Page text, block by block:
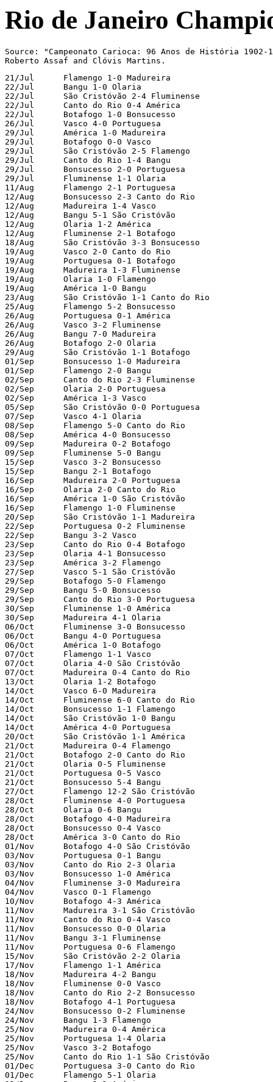
Rio de Janeiro
Source: "Campeonato Carioca: 96 Anos de História
Roberto Assaf and Clóvis Martins.
21/Jul      Flamengo 1-0 Madureira
22/Jul      Bangu 1-0 Olaria
22/Jul      São Cristóvão 2-4 Fluminense
22/Jul      Canto do Rio 0-4 América
22/Jul      Botafogo 1-0 Bonsucesso
26/Jul      Vasco 4-0 Portuguesa
29/Jul      América 1-0 Madureira
29/Jul      Botafogo 0-0 Vasco
29/Jul      São Cristóvão 2-5 Flamengo
29/Jul      Canto do Rio 1-4 Bangu
29/Jul      Bonsucesso 2-0 Portuguesa
29/Jul      Fluminense 1-1 Olaria
11/Aug      Flamengo 2-1 Portuguesa
12/Aug      Bonsucesso 2-3 Canto do Rio
12/Aug      Madureira 1-4 Vasco
12/Aug      Bangu 5-1 São Cristóvão
12/Aug      Olaria 1-2 América
12/Aug      Fluminense 2-1 Botafogo
18/Aug      São Cristóvão 3-3 Bonsucesso
19/Aug      Vasco 2-0 Canto do Rio
19/Aug      Portuguesa 0-1 Botafogo
19/Aug      Madureira 1-3 Fluminense
19/Aug      Olaria 1-0 Flamengo
19/Aug      América 1-0 Bangu
23/Aug      São Cristóvão 1-1 Canto do Rio
25/Aug      Flamengo 5-2 Bonsucesso
26/Aug      Portuguesa 0-1 América
26/Aug      Vasco 3-2 Fluminense
26/Aug      Bangu 7-0 Madureira
26/Aug      Botafogo 2-0 Olaria
29/Aug      São Cristóvão 1-1 Botafogo
01/Sep      Bonsucesso 1-0 Madureira
01/Sep      Flamengo 2-0 Bangu
02/Sep      Canto do Rio 2-3 Fluminense
02/Sep      Olaria 2-0 Portuguesa
02/Sep      América 1-3 Vasco
05/Sep      São Cristóvão 0-0 Portuguesa
07/Sep      Vasco 4-1 Olaria
08/Sep      Flamengo 5-0 Canto do Rio
08/Sep      América 4-0 Bonsucesso
09/Sep      Madureira 0-2 Botafogo
09/Sep      Fluminense 5-0 Bangu
15/Sep      Vasco 3-2 Bonsucesso
15/Sep      Bangu 2-1 Botafogo
16/Sep      Madureira 2-0 Portuguesa
16/Sep      Olaria 2-0 Canto do Rio
16/Sep      América 1-0 São Cristóvão
16/Sep      Flamengo 1-0 Fluminense
20/Sep      São Cristóvão 1-1 Madureira
22/Sep      Portuguesa 0-2 Fluminense
22/Sep      Bangu 3-2 Vasco
23/Sep      Canto do Rio 0-4 Botafogo
23/Sep      Olaria 4-1 Bonsucesso
23/Sep      América 3-2 Flamengo
27/Sep      Vasco 5-1 São Cristóvão
29/Sep      Botafogo 5-0 Flamengo
29/Sep      Bangu 5-0 Bonsucesso
29/Sep      Canto do Rio 3-0 Portuguesa
30/Sep      Fluminense 1-0 América
30/Sep      Madureira 4-1 Olaria
06/Oct      Fluminense 3-0 Bonsucesso
06/Oct      Bangu 4-0 Portuguesa
06/Oct      América 1-0 Botafogo
07/Oct      Flamengo 1-1 Vasco
07/Oct      Olaria 4-0 São Cristóvão
07/Oct      Madureira 0-4 Canto do Rio
13/Oct      Olaria 1-2 Botafogo
14/Oct      Vasco 6-0 Madureira
14/Oct      Fluminense 6-0 Canto do Rio
14/Oct      Bonsucesso 1-1 Flamengo
14/Oct      São Cristóvão 1-0 Bangu
14/Oct      América 4-0 Portuguesa
20/Oct      São Cristóvão 1-1 América
21/Oct      Madureira 0-4 Flamengo
21/Oct      Botafogo 2-0 Canto do Rio
21/Oct      Olaria 0-5 Fluminense
21/Oct      Portuguesa 0-5 Vasco
21/Oct      Bonsucesso 5-4 Bangu
27/Oct      Flamengo 12-2 São Cristóvão
28/Oct      Fluminense 4-0 Portuguesa
28/Oct      Olaria 0-6 Bangu
28/Oct      Botafogo 4-0 Madureira
28/Oct      Bonsucesso 0-4 Vasco
28/Oct      América 3-0 Canto do Rio
01/Nov      Botafogo 4-0 São Cristóvão
03/Nov      Portuguesa 0-1 Bangu
03/Nov      Canto do Rio 2-3 Olaria
03/Nov      Bonsucesso 1-0 América
04/Nov      Fluminense 3-0 Madureira
04/Nov      Vasco 0-1 Flamengo
10/Nov      Botafogo 4-3 América
11/Nov      Madureira 3-1 São Cristóvão
11/Nov      Canto do Rio 0-4 Vasco
11/Nov      Bonsucesso 0-0 Olaria
11/Nov      Bangu 3-1 Fluminense
11/Nov      Portuguesa 0-6 Flamengo
15/Nov      São Cristóvão 2-2 Olaria
17/Nov      Flamengo 1-1 América
18/Nov      Madureira 4-2 Bangu
18/Nov      Fluminense 0-0 Vasco
18/Nov      Canto do Rio 2-2 Bonsucesso
18/Nov      Botafogo 4-1 Portuguesa
24/Nov      Bonsucesso 0-2 Fluminense
24/Nov      Bangu 1-3 Flamengo
25/Nov      Madureira 0-4 América
25/Nov      Portuguesa 1-4 Olaria
25/Nov      Vasco 3-2 Botafogo
25/Nov      Canto do Rio 1-1 São Cristóvão
01/Dec      Portuguesa 3-0 Canto do Rio
01/Dec      Flamengo 5-1 Olaria